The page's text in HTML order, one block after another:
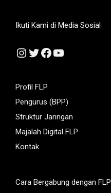
Ikuti Kami di Media Sosial
Instagram
Twitter
Facebook
YouTube
Profil FLP
Pengurus (BPP)
Struktur Jaringan
Majalah Digital FLP
Kontak
Cara Bergabung dengan FLP